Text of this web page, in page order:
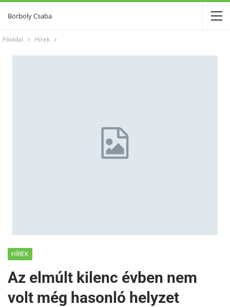
Borboly Csaba
Főoldal Hírek
HÍREK
Az elmúlt kilenc évben nem
volt még hasonló helyzet